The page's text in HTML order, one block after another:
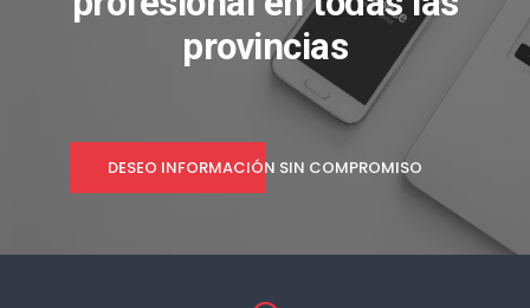
provincias
DESEO INFORMACIÓN SIN COMPROMISO